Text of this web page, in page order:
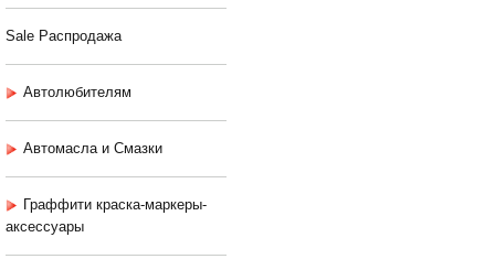
Sale Распродажа
Автолюбителям
Автомасла и Смазки
Граффити краска-маркеры-
аксессуары